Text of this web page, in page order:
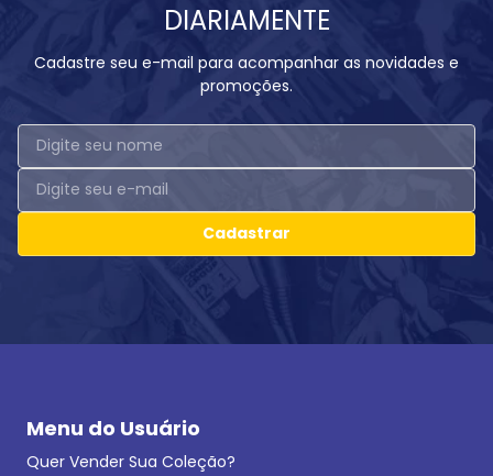
DIARIAMENTE
Cadastre seu e-mail para acompanhar as novidades e
promoções.
Cadastrar
Menu do Usuário
Quer Vender Sua Coleção?